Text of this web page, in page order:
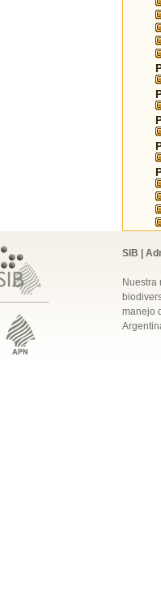
SIB |
Nuestra
manejo